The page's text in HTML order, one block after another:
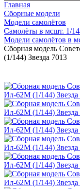
Главная
Сборные модели
Модели самолётов
Самолёты в мсшт. 1/
Модели самолётов в
Сборная модель
(1/144) Звезда 7013